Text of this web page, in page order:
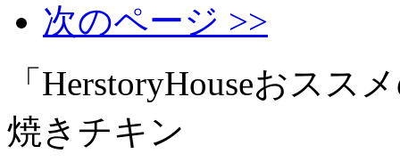
次のページ >>
「HerstoryHouseおス
焼きチキン